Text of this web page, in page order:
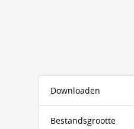
Downloaden
Bestandsgrootte